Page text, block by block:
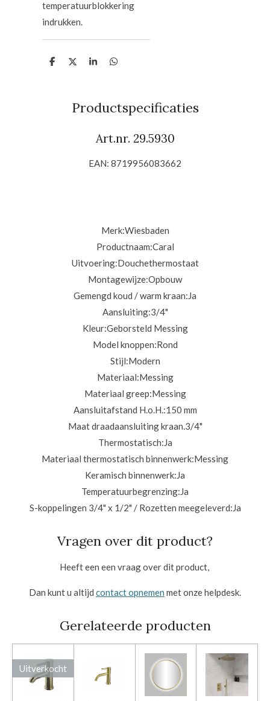
temperatuurblokkering
indrukken.
D
D
S
D
Productspecificaties
Art.nr. 29.5930
EAN: 8719956083662
Merk:Wiesbaden
Productnaam:Caral
Uitvoering:Douchethermostaat
Montagewijze:Opbouw
Gemengd koud / warm kraan:Ja
Aansluiting:3/4"
Kleur:Geborsteld Messing
Model knoppen:Rond
Stijl:Modern
Materiaal:Messing
Materiaal greep:Messing
Aansluitafstand H.o.H.:150 mm
Maat draadaansluiting kraan.3/4"
Thermostatisch:Ja
Materiaal thermostatisch binnenwerk:Messing
Keramisch binnenwerk:Ja
Temperatuurbegrenzing:Ja
S-koppelingen 3/4" x 1/2" / Rozetten meegeleverd:Ja
Vragen over dit product?
Heeft een een vraag over dit product,
Dan kunt u altijd contact opnemen met onze helpdesk.
Gerelateerde producten
Uitverkocht